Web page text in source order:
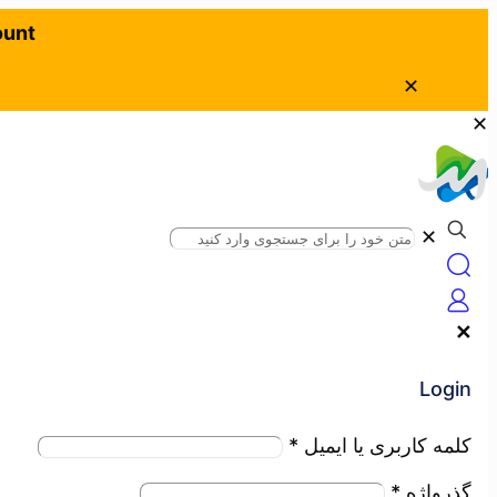
✕
✕
✕
✕
Login
کلمه کاربری یا ایمیل *
گذرواژه *